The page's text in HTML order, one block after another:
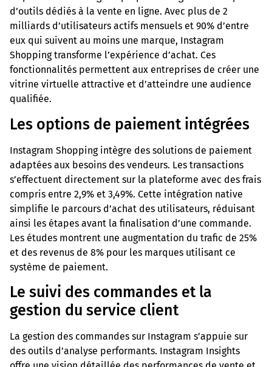
d’outils dédiés à la vente en ligne. Avec plus de 2
milliards d’utilisateurs actifs mensuels et 90% d’entre
eux qui suivent au moins une marque, Instagram
Shopping transforme l’expérience d’achat. Ces
fonctionnalités permettent aux entreprises de créer une
vitrine virtuelle attractive et d’atteindre une audience
qualifiée.
Les options de paiement intégrées
Instagram Shopping intègre des solutions de paiement
adaptées aux besoins des vendeurs. Les transactions
s’effectuent directement sur la plateforme avec des frais
compris entre 2,9% et 3,49%. Cette intégration native
simplifie le parcours d’achat des utilisateurs, réduisant
ainsi les étapes avant la finalisation d’une commande.
Les études montrent une augmentation du trafic de 25%
et des revenus de 8% pour les marques utilisant ce
système de paiement.
Le suivi des commandes et la
gestion du service client
La gestion des commandes sur Instagram s’appuie sur
des outils d’analyse performants. Instagram Insights